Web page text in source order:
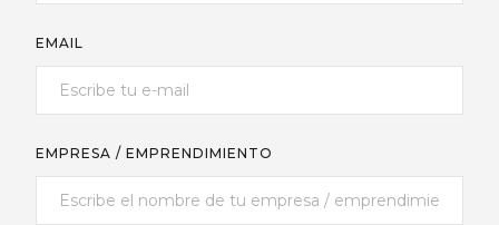
EMAIL
EMPRESA / EMPRENDIMIENTO